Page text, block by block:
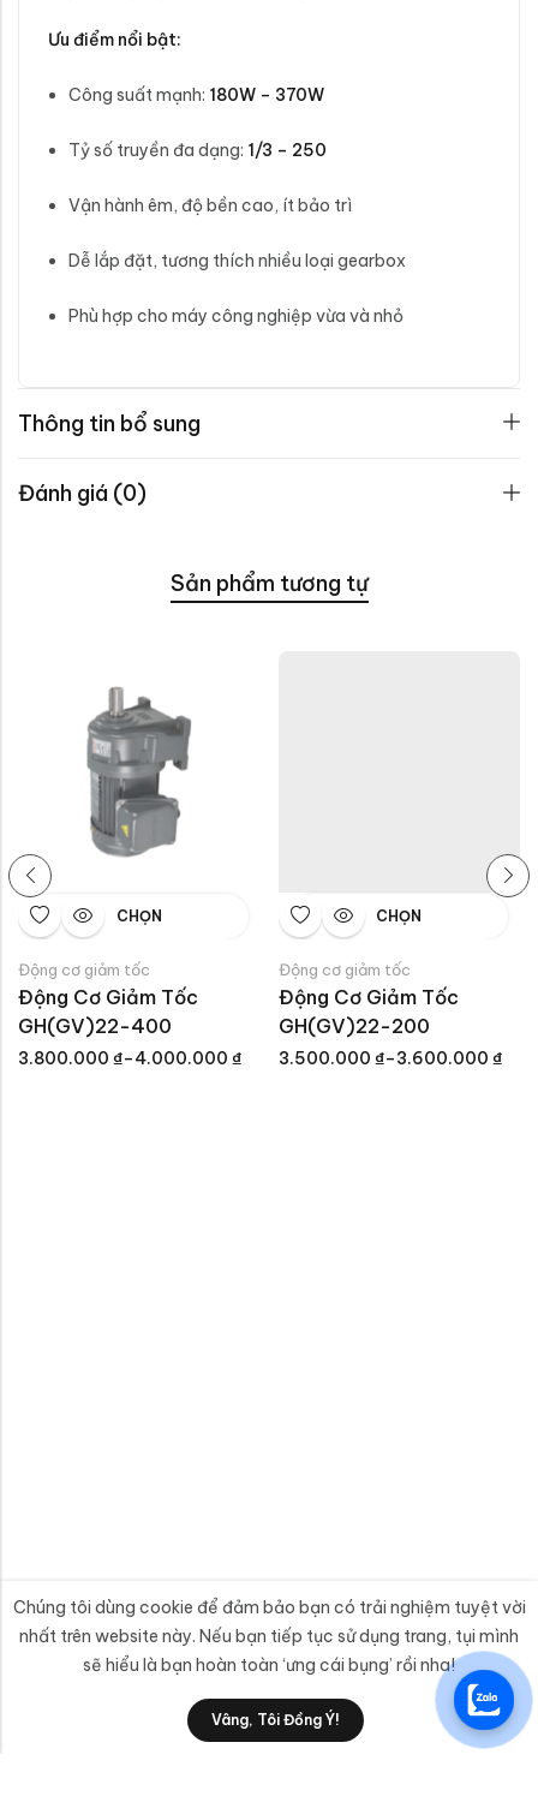
THÊM VÀO GIỎ HÀNG MUA NGAY
Ưu điểm nổi bật:
Công suất mạnh: 180W – 370W
Tỷ số truyền đa dạng: 1/3 – 250
Vận hành êm, độ bền cao, ít bảo trì
Dễ lắp đặt, tương thích nhiều loại gearbox
Phù hợp cho máy công nghiệp vừa và nhỏ
Thông tin bổ sung
Đánh giá (0)
Sản phẩm tương tự
CHỌN
Động cơ giảm tốc
Động Cơ Giảm Tốc
GH(GV)22-400
3.800.000 ₫–4.000.000 ₫
CHỌN
Động cơ giảm tốc
Động Cơ Giảm Tốc
GH(GV)22-200
3.500.000 ₫–3.600.000 ₫
Chúng tôi dùng cookie để đảm bảo bạn có trải nghiệm tuyệt vời
nhất trên website này. Nếu bạn tiếp tục sử dụng trang, tụi mình
sẽ hiểu là bạn hoàn toàn ‘ưng cái bụng’ rồi nha!
Vâng, Tôi Đồng Ý!